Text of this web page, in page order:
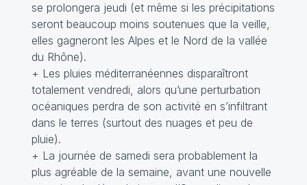
se prolongera jeudi (et même si les précipitations
seront beaucoup moins soutenues que la veille,
elles gagneront les Alpes et le Nord de la vallée
du Rhône).
+ Les pluies méditerranéennes disparaîtront
totalement vendredi, alors qu’une perturbation
océaniques perdra de son activité en s’infiltrant
dans le terres (surtout des nuages et peu de
pluie).
+ La journée de samedi sera probablement la
plus agréable de la semaine, avant une nouvelle